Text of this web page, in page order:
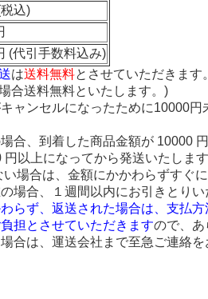
込)
(代引手数料込み)
は送料無料とさせていただきま
合送料無料といたします。)
ャンセルになったために10000
合、到着した商品金額が 10000
円以上になってから発送いたしま
い場合は、金額にかかわらずすぐ
場合、１週間以内にお引きとり
らず、返送された場合は、支払
担とさせていただきますので、あ
合は、運送会社まで至急ご連絡